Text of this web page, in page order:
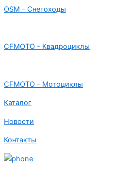
OSM - Снегоходы
CFMOTO - Квадроциклы
CFMOTO - Мотоциклы
Каталог
Новости
Контакты